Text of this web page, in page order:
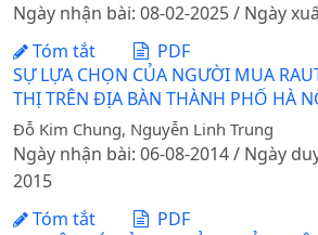
Ngày nhận bài: 08-02-2025 / Ngày
Tóm tắt
PDF
SỰ LỰA CHỌN CỦA NGƯỜI MUA
THỊ TRÊN ĐỊA BÀN THÀNH PHỐ HÀ
Đỗ Kim Chung, Nguyễn Linh Trung
Ngày nhận bài: 06-08-2014 / Ngày
2015
Tóm tắt
PDF